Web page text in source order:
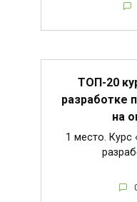
ТОП-20
разработке
на
1 место.